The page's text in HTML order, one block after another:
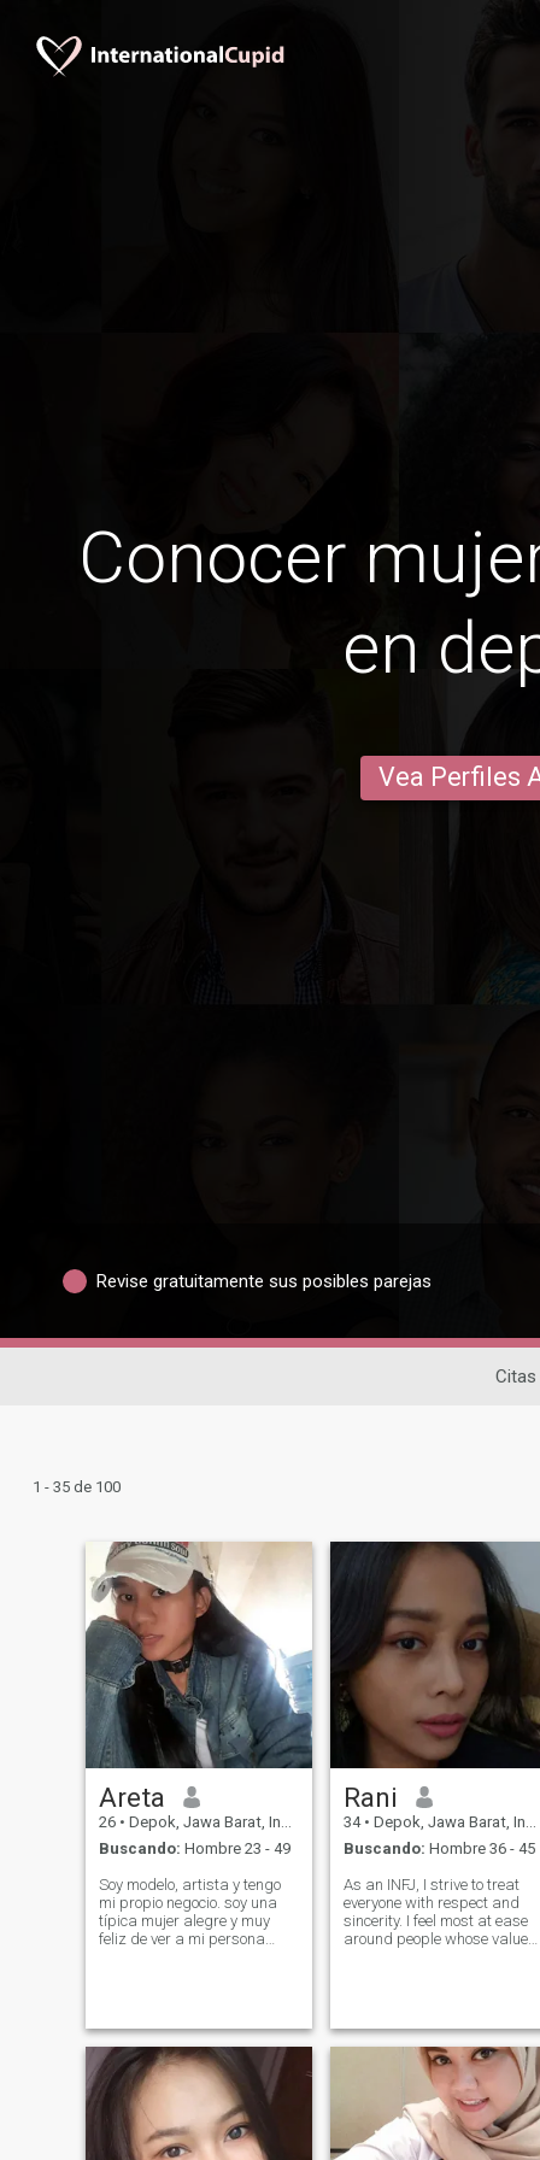
Conocer
en
Vea Perfiles
Revise gratuitamente sus posibles parejas
1 - 35 de 100
Areta
26 • Depok, Jawa Barat, Indonesia
Buscando: Hombre 23 - 49
Soy modelo, artista y tengo
mi propio negocio. soy una
típica mujer alegre y muy
feliz de ver a mi persona
mujer loca por los tesoros,
soy una mujer muy leal a un
compañero. quiero tener un
compañero que pueda
enseñarme nuevos idiomas,
cocinar y así sucesivamente.
quiero tener un compañero
que sea paciente para mí en
Rani
34 • Depok, Jawa Barat, Indonesia
Buscando: Hombre 36 - 45
As an INFJ, I strive to treat
everyone with respect and
sincerity. I feel most at ease
around people whose values
someone who shares a lot